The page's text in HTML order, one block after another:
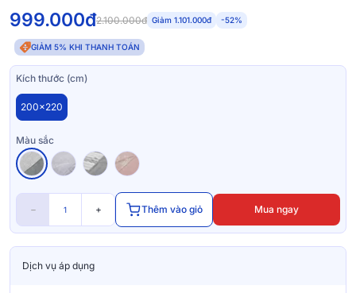
999.000đ2.100.000đ Giảm 1.101.000đ -52%
GIẢM 5% KHI THANH TOÁN
Kích thước (cm)
200x220
Màu sắc
− + Thêm vào giỏ Mua ngay
Dịch vụ áp dụng